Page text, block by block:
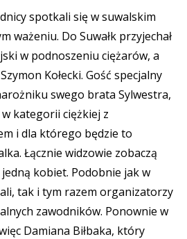
spotkali się w suwalskim
ważeniu. Do Suwałk przyjechał
w podnoszeniu ciężarów, a
Kołecki. Gość specjalny
swego brata Sylwestra,
kategorii ciężkiej z
i dla którego będzie to
Łącznie widzowie zobaczą
kobiet. Podobnie jak w
tak i tym razem organizatorzy
zawodników. Ponownie w
Damiana Biłbaka, który